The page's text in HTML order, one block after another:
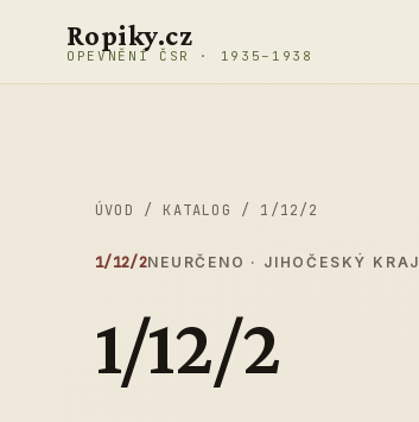
Ropiky.cz
OPEVNĚNÍ ČSR · 1935–1938
ÚVOD / KATALOG / 1/12/2
1/12/2NEURČENO · JIHOČESKÝ KRAJ
1/12/2